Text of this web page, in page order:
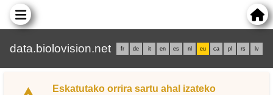
data.biolovision.net fr de it en es nl eu ca pl rs lv
Eskatutako orrira sartu ahal izateko